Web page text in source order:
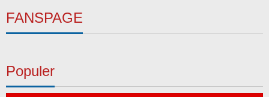
FANSPAGE
Populer